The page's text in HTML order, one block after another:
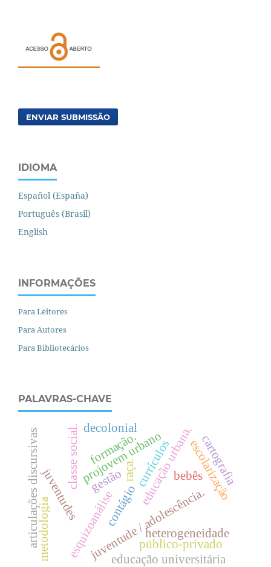
ENVIAR SUBMISSÃO
IDIOMA
Español (España)
Português (Brasil)
English
INFORMAÇÕES
Para Leitores
Para Autores
Para Bibliotecários
PALAVRAS-CHAVE
currículos
projovem urbano
juventude / adolescência.
e
d
u
c
a
ç
ã
o
u
r
b
a
n
a
.
c
l
a
s
s
e
s
o
c
i
a
l
.
raça.
gestão
juventudes escolarização
heterogeneidade
público-privado
esquizoanálise
formação.
decolonial
bebês
contágio
cartografia
articulações discursivasmetodologia educação universitária